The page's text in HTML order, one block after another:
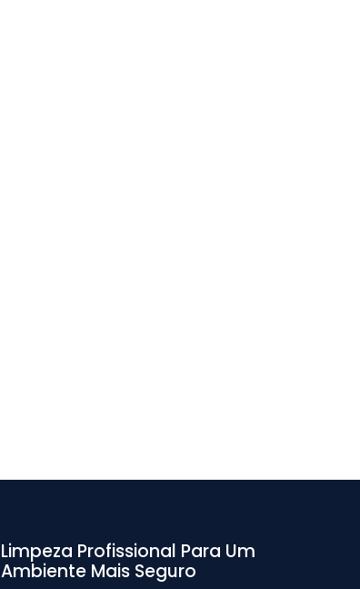
Limpeza Profissional Para Um
Ambiente Mais Seguro